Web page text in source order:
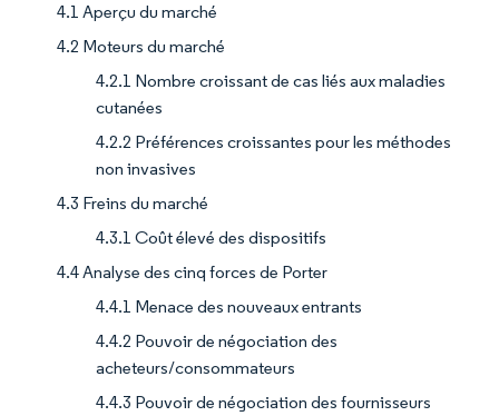
4.1 Aperçu du marché
4.2 Moteurs du marché
4.2.1 Nombre croissant de cas liés aux maladies
cutanées
4.2.2 Préférences croissantes pour les méthodes
non invasives
4.3 Freins du marché
4.3.1 Coût élevé des dispositifs
4.4 Analyse des cinq forces de Porter
4.4.1 Menace des nouveaux entrants
4.4.2 Pouvoir de négociation des
acheteurs/consommateurs
4.4.3 Pouvoir de négociation des fournisseurs